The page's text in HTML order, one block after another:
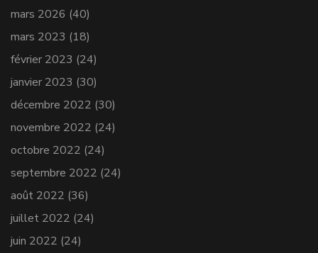
mars 2026 (40)
mars 2023 (18)
février 2023 (24)
janvier 2023 (30)
décembre 2022 (30)
novembre 2022 (24)
octobre 2022 (24)
septembre 2022 (24)
août 2022 (36)
juillet 2022 (24)
juin 2022 (24)